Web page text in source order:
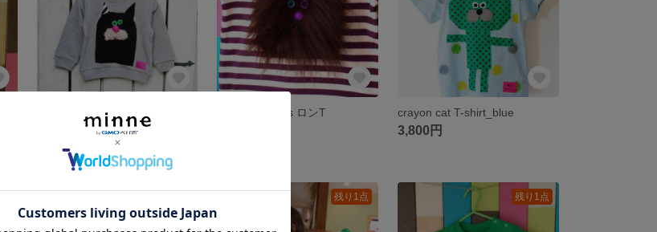
Black cat Sweat_Kids moja cat _ kids ロンT crayon cat T-shirt_blue
3,800円
残り1点 残り1点